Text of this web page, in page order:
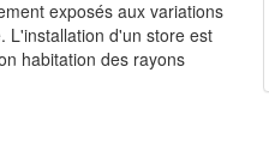
exposés aux variations
L'installation d'un store est
habitation des rayons